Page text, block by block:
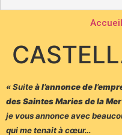
Accueil
« Suiteà l’annonce de
des Saintes Maries de la
je vous annonce avec
qui me tenait à cœur…